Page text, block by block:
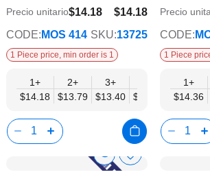
deseos
$14.18
$11.03
Precio unitario$14.18
CODE: MOS 414 SKU:13725
1 Piece price, min order is 1
1+
$14.18
2+
$13.79
3+
$13.40
$13.00
9+
$12.61
Precio
CODE:
1 Piece
1+
$14.36
ShowAñadir